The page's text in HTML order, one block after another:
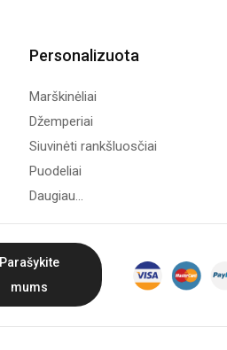
Personalizuota
Marškinėliai
Džemperiai
Siuvinėti rankšluosčiai
Puodeliai
Daugiau...
Parašykite
mums